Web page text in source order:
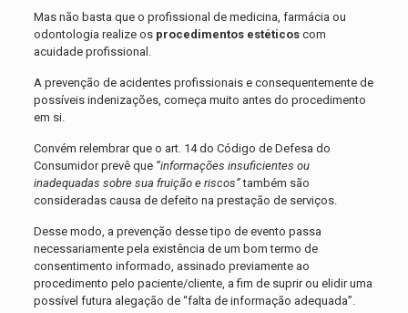
Mas não basta que o profissional de medicina, farmácia ou
odontologia realize os procedimentos estéticoscom
acuidade profissional.
A prevenção de acidentes profissionais e consequentemente de
possíveis indenizações, começa muito antes do procedimento
em si.
Convém relembrar que o art. 14 do Código de Defesa do
Consumidor prevê que “informações insuficientes ou
inadequadas sobre sua fruição e riscos”também são
consideradas causa de defeito na prestação de serviços.
Desse modo, a prevenção desse tipo de evento passa
necessariamente pela existência de um bom termo de
consentimento informado, assinado previamente ao
procedimento pelo paciente/cliente, a fim de suprir ou elidir uma
possível futura alegação de “falta de informação adequada”.